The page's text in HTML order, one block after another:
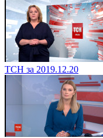
ТСН за 2019.12.20